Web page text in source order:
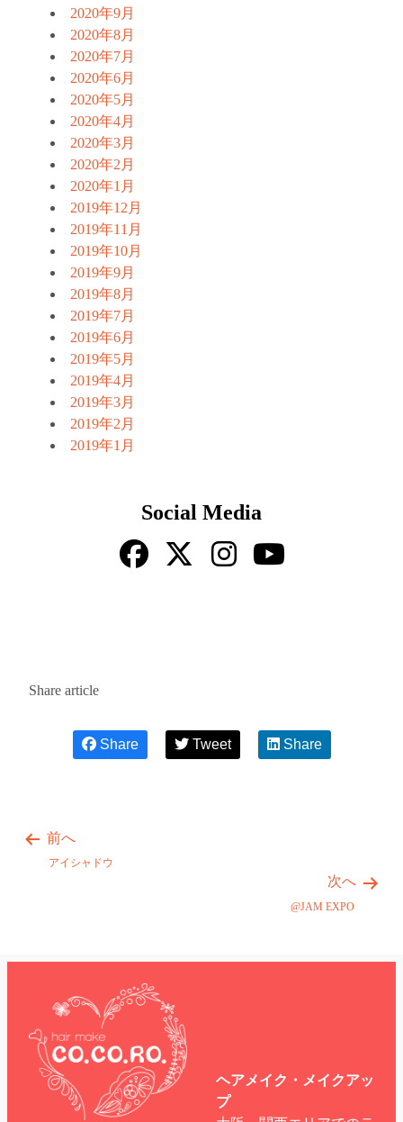
2020年9月
2020年8月
2020年7月
2020年6月
2020年5月
2020年4月
2020年3月
2020年2月
2020年1月
2019年12月
2019年11月
2019年10月
2019年9月
2019年8月
2019年7月
2019年6月
2019年5月
2019年4月
2019年3月
2019年2月
2019年1月
Social Media
Share article
Share Tweet Share
前へ
アイシャドウ
次へ
@JAM EXPO
ヘアメイク・メイクアッ
プ